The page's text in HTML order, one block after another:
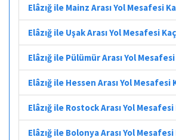
Elâzığ ile Mainz Arası Yol Mesafesi
Elâzığ ile Uşak Arası Yol Mesafesi
Elâzığ ile Pülümür Arası Yol
Elâzığ ile Hessen Arası Yol
Elâzığ ile Rostock Arası Yol
Elâzığ ile Bolonya Arası Yol